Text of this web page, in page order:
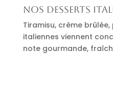
Nos desserts
Tiramisu, crème
italiennes viennent
note gourmande,